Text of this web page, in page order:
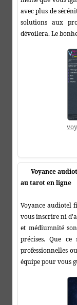
avec plus de
solutions aux
dévoilera. Le
Voyance
au tarot en ligne
Voyance audiotel
vous inscrire ni
et médiumnité
précises. Que ce
professionnelles
équipe pour vous